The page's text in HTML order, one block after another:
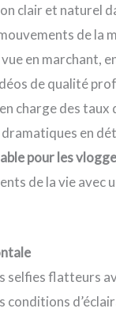
clair et naturel
de la
en marchant,
de qualité
charge des
en
pour les
de la vie avec
flatteurs
conditions